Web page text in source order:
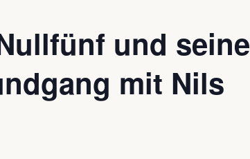
und seine
mit Nils